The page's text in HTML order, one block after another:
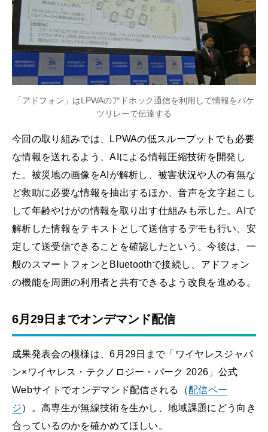
「アドフォン」はLPWAのアドホック通信を利用して情報をバケ
ツリレーで伝達する
今回の取り組みでは、LPWAの低スループットでも必要
な情報を送れるよう、AIによる情報圧縮技術を開発し
た。被災地の画像をAIが解析し、被害状況や人の有無な
ど救助に必要な情報を抽出するほか、音声を文字起こし
して年齢やけがの情報を取り出す仕組みも示した。AIで
解析した情報をテキストとして送信するデモも行い、安
定して送受信できることを確認したという。今後は、一
般のスマートフォンとBluetoothで接続し、アドフォン
の機能を周囲の利用者と共有できるよう改良を進める。
6月29日までオンデマンド配信
成果発表会の模様は、6月29日まで「ワイヤレスジャパ
ン×ワイヤレス・テクノロジー・パーク 2026」公式
Webサイトでオンデマンド配信される（配信ペー
ジ）。高専生が無線技術を生かし、地域課題にどう向き
合っているのかを確かめてほしい。